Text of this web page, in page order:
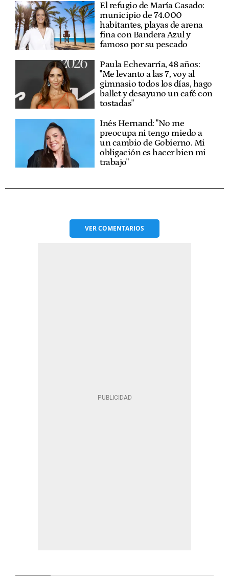
El refugio de María Casado:
municipio de 74.000
habitantes, playas de arena
fina con Bandera Azul y
famoso por su pescado
Paula Echevarría, 48 años:
"Me levanto a las 7, voy al
gimnasio todos los días, hago
ballet y desayuno un café con
tostadas"
Inés Hernand: "No me
preocupa ni tengo miedo a
un cambio de Gobierno. Mi
obligación es hacer bien mi
trabajo"
VERCOMENTARIOS